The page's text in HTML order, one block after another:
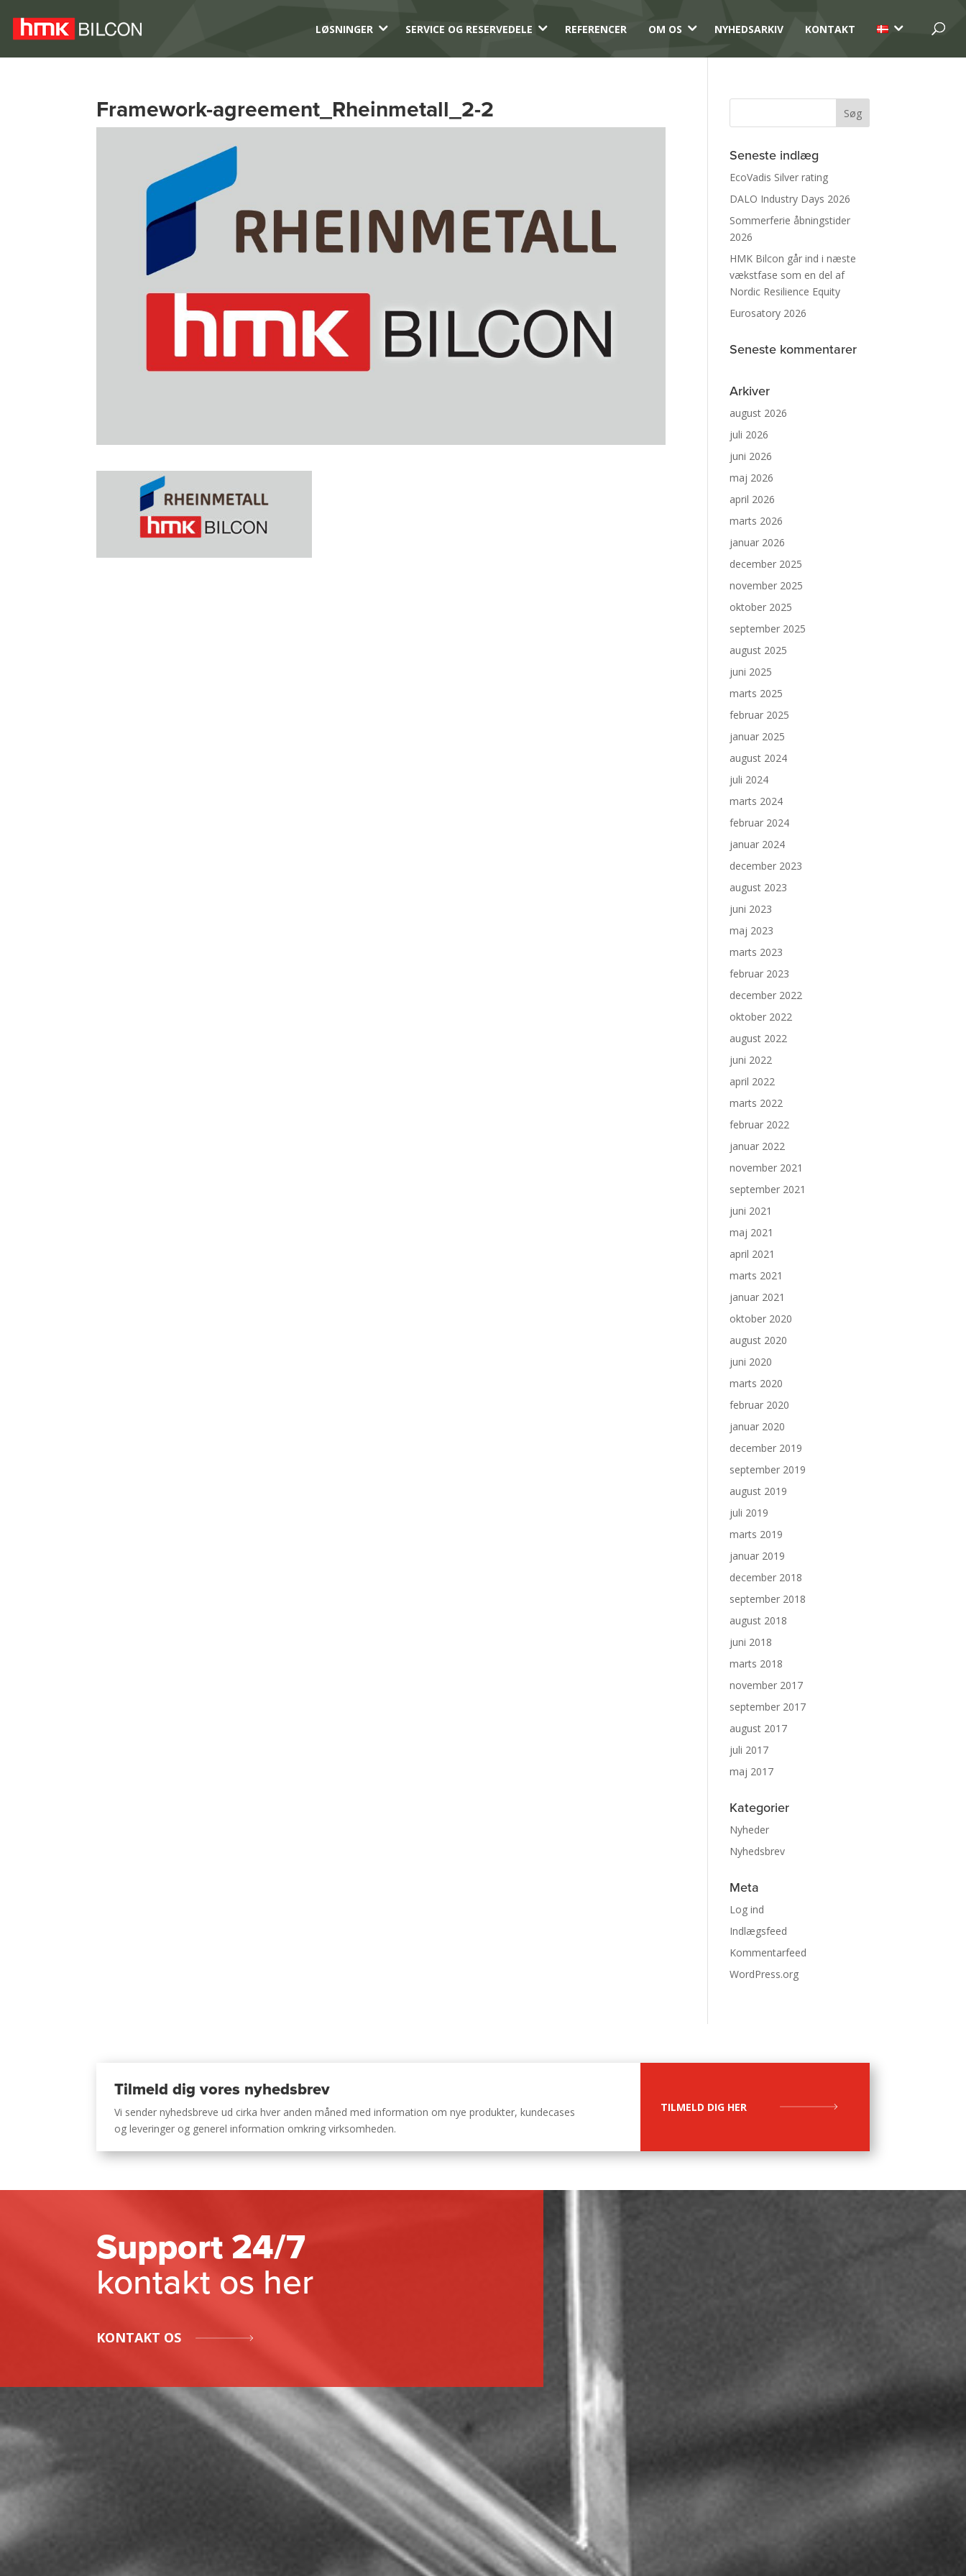
LØSNINGER 3 SERVICE OG RESERVEDELE 3 REFERENCER OM OS 3 NYHEDSARKIV KONTAKT 3
Framework-agreement_Rheinmetall_2-2
Seneste indlæg
EcoVadis Silver rating
DALO Industry Days 2026
Sommerferie åbningstider
2026
HMK Bilcon går ind i næste
vækstfase som en del af
Nordic Resilience Equity
Eurosatory 2026
Seneste kommentarer
Arkiver
august 2026
juli 2026
juni 2026
maj 2026
april 2026
marts 2026
januar 2026
december 2025
november 2025
oktober 2025
september 2025
august 2025
juni 2025
marts 2025
februar 2025
januar 2025
august 2024
juli 2024
marts 2024
februar 2024
januar 2024
december 2023
august 2023
juni 2023
maj 2023
marts 2023
februar 2023
december 2022
oktober 2022
august 2022
juni 2022
april 2022
marts 2022
februar 2022
januar 2022
november 2021
september 2021
juni 2021
maj 2021
april 2021
marts 2021
januar 2021
oktober 2020
august 2020
juni 2020
marts 2020
februar 2020
januar 2020
december 2019
september 2019
august 2019
juli 2019
marts 2019
januar 2019
december 2018
september 2018
august 2018
juni 2018
marts 2018
november 2017
september 2017
august 2017
juli 2017
maj 2017
Kategorier
Nyheder
Nyhedsbrev
Meta
Log ind
Indlægsfeed
Kommentarfeed
WordPress.org
Tilmeld dig vores nyhedsbrev
Vi sender nyhedsbreve ud cirka hver anden måned med information om nye produkter, kundecases
og leveringer og generel information omkring virksomheden.
TILMELD DIG HER
Support 24/7
kontakt os her
KONTAKT OS